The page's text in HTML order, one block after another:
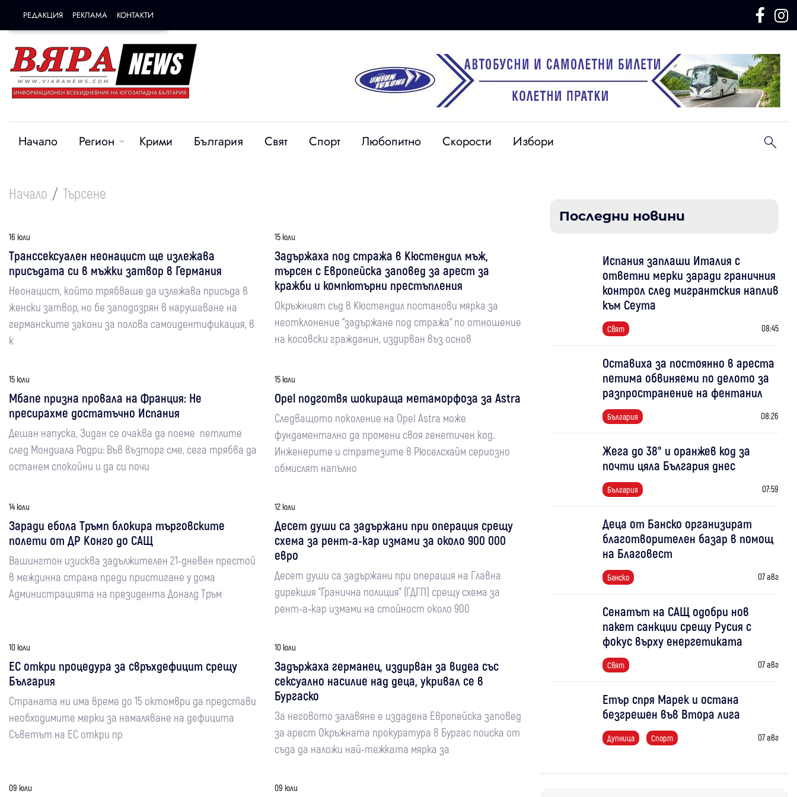
РЕДАКЦИЯ РЕКЛАМА КОНТАКТИ
Начало Регион Крими България Свят Спорт Любопитно Скорости Избори
Начало Търсене
16 юли
Транссексуален неонацист ще излежава
присъдата си в мъжки затвор в Германия
Неонацист, който трябваше да излежава присъда в
женски затвор, но бе заподозрян в нарушаване на
германските закони за полова самоидентификация, в
к
15 юли
Задържаха под стража в Кюстендил мъж,
търсен с Европейска заповед за арест за
кражби и компютърни престъпления
Окръжният съд в Кюстендил постанови мярка за
неотклонение “задържане под стража“ по отношение
на косовски гражданин, издирван въз основ
15 юли
Мбапе призна провала на Франция: Не
пресирахме достатъчно Испания
Дешан напуска, Зидан се очаква да поеме петлите
след Мондиала Родри: Във възторг сме, сега трябва да
останем спокойни и да си почи
15 юли
Opel подготвя шокираща метаморфоза за Astra
Следващото поколение на Opel Astra може
фундаментално да промени своя генетичен код.
Инженерите и стратезите в Рюселсхайм сериозно
обмислят напълно
14 юли
Заради ебола Тръмп блокира търговските
полети от ДР Конго до САЩ
Вашингтон изисква задължителен 21-дневен престой
в междинна страна преди пристигане у дома
Администрацията на президента Доналд Тръм
12 юли
Десет души са задържани при операция срещу
схема за рент-а-кар измами за около 900 000
евро
Десет души са задържани при операция на Главна
дирекция "Гранична полиция" (ГДГП) срещу схема за
рент-а-кар измами на стойност около 900
10 юли
ЕС откри процедура за свръхдефицит срещу
България
Страната ни има време до 15 октомври да представи
необходимите мерки за намаляване на дефицита
Съветът на ЕС откри пр
10 юли
Задържаха германец, издирван за видеа със
сексуално насилие над деца, укривал се в
Бургаско
За неговото залавяне е издадена Европейска заповед
за арест Окръжната прокуратура в Бургас поиска от
съда да наложи най-тежката мярка за
09 юли 09 юли
Последни новини
Испания заплаши Италия с
ответни мерки заради граничния
контрол след мигрантския наплив
към Сеута
Свят 08:45
Оставиха за постоянно в ареста
петима обвиняеми по делото за
разпространение на фентанил
България 08:26
Жега до 38° и оранжев код за
почти цяла България днес
България 07:59
Деца от Банско организират
благотворителен базар в помощ
на Благовест
Банско 07 авг
Сенатът на САЩ одобри нов
пакет санкции срещу Русия с
фокус върху енергетиката
Свят 07 авг
Етър спря Марек и остана
безгрешен във Втора лига
Дупница Спорт 07 авг